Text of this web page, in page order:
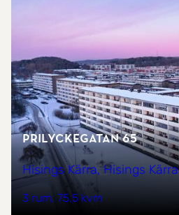
Prilyckegatan 65
Hisings Kärra, Hisings Kärra
3 rum 75,5 kvm